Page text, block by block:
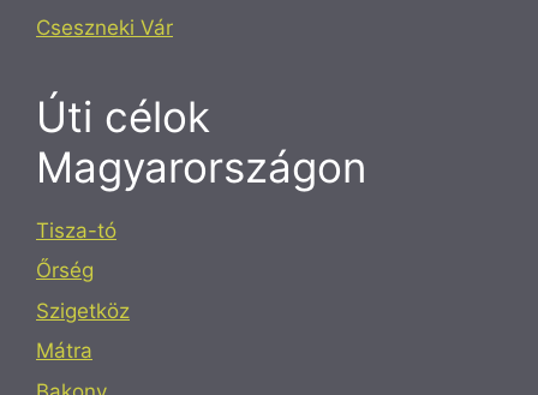
Cseszneki Vár
Úti célok
Magyarországon
Tisza-tó
Őrség
Szigetköz
Mátra